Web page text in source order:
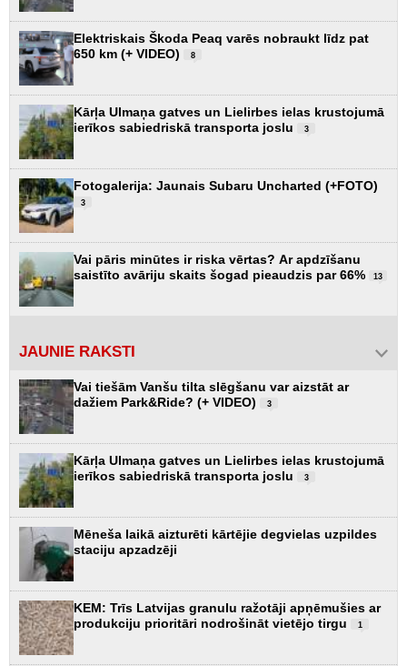
Elektriskais Škoda Peaq varēs nobraukt līdz pat
650 km (+ VIDEO)
8
Kārļa Ulmaņa gatves un Lielirbes ielas krustojumā
ierīkos sabiedriskā transporta joslu
3
Fotogalerija: Jaunais Subaru Uncharted (+FOTO)
3
Vai pāris minūtes ir riska vērtas? Ar apdzīšanu
saistīto avāriju skaits šogad pieaudzis par 66%
13
JAUNIE RAKSTI
Vai tiešām Vanšu tilta slēgšanu var aizstāt ar
dažiem Park&Ride? (+ VIDEO)
3
Kārļa Ulmaņa gatves un Lielirbes ielas krustojumā
ierīkos sabiedriskā transporta joslu
3
Mēneša laikā aizturēti kārtējie degvielas uzpildes
staciju apzadzēji
KEM: Trīs Latvijas granulu ražotāji apņēmušies ar
produkciju prioritāri nodrošināt vietējo tirgu
1